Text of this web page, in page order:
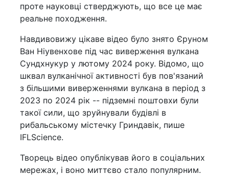
проте науковці стверджують, що все це має
реальне походження.
Навдивовижу цікаве відео було знято Єруном
Ван Ніувенхове під час виверження вулкана
Сундхнукур у лютому 2024 року. Відомо, що
шквал вулканічної активності був пов'язаний
з більшими виверженнями вулкана в період з
2023 по 2024 рік -- підземні поштовхи були
такої сили, що зруйнували будівлі в
рибальському містечку Гриндавік, пише
IFLScience.
Творець відео опублікував його в соціальних
мережах, і воно миттєво стало популярним.